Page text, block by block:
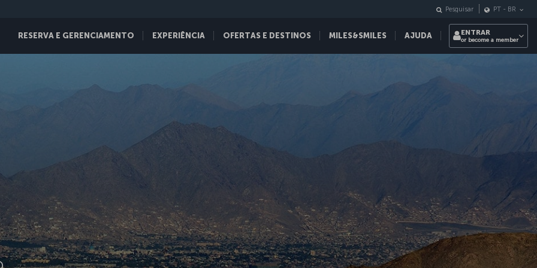
RESERVA E GERENCIAMENTO EXPERIÊNCIA OFERTAS E DESTINOS MILES&SMILES AJUDA
Pesquisar PT - BR
ENTRAR
or become a member